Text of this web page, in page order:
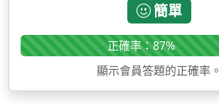
簡單
正確率：87%
顯示會員答題的正確率。